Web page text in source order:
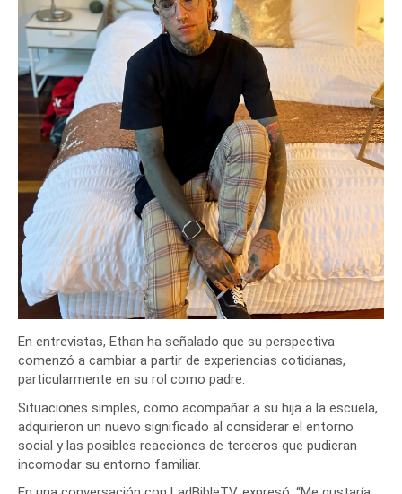
En entrevistas, Ethan ha señalado que su perspectiva
comenzó a cambiar a partir de experiencias cotidianas,
particularmente en su rol como padre.
Situaciones simples, como acompañar a su hija a la escuela,
adquirieron un nuevo significado al considerar el entorno
social y las posibles reacciones de terceros que pudieran
incomodar su entorno familiar.